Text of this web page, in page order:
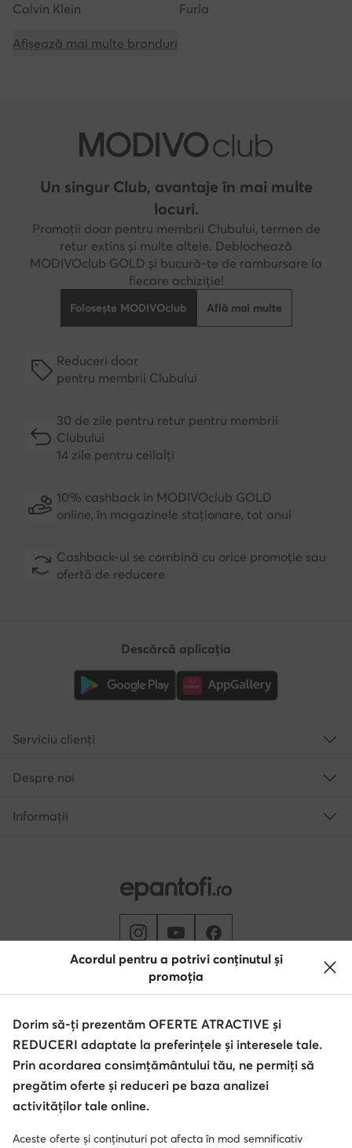
Calvin Klein Furla
Afișează mai multe branduri
Un singur Club, avantaje în mai multe
locuri.
Promoții doar pentru membrii Clubului, termen de
retur extins și multe altele. Deblochează
MODIVOclub GOLD și bucură-te de rambursare la
fiecare achiziție!
Folosește MODIVOclub Află mai multe
Reduceri doar
pentru membrii Clubului
30 de zile pentru retur pentru membrii
Clubului
14 zile pentru ceilalți
10% cashback în MODIVOclub GOLD
online, în magazinele staționare, tot anul
Cashback-ul se combină cu orice promoție sau
ofertă de reducere
Schimbă țara: Rumunia (RO)
Descărcă aplicația
Serviciu clienți
Despre noi
Informații
© epantofi.ro 2026
Regulament
Modifică setările
Politica de confidențialitate
Protecția datelor
Acordul pentru a potrivi conținutul și
promoția
Dorim să-ți prezentăm OFERTE ATRACTIVE și
REDUCERI adaptate la preferințele și interesele tale.
Prin acordarea consimțământului tău, ne permiți să
pregătim oferte și reduceri pe baza analizei
activităților tale online.
Aceste oferte și conținuturi pot afecta în mod semnificativ